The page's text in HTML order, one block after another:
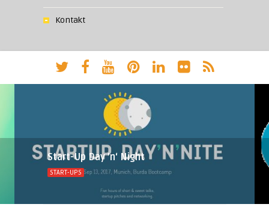
Kontakt
Start-Up Day ’n‘ Night
START-UPS